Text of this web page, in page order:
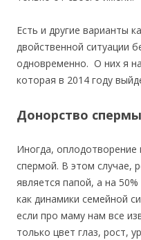
Есть и другие варианты
двойственной ситуации
одновременно. О них я
которая в 2014 году
Донорство
Иногда, оплодотворение
спермой. В этом случае,
является папой, а на
как динамики семейной
если про маму нам все
только цвет глаз, рост,